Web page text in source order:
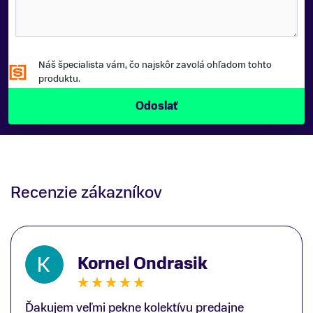
Náš špecialista vám, čo najskôr zavolá ohľadom tohto
produktu.
Recenzie zákazníkov
Kornel Ondrasik
Ďakujem veľmi pekne kolektívu predajne